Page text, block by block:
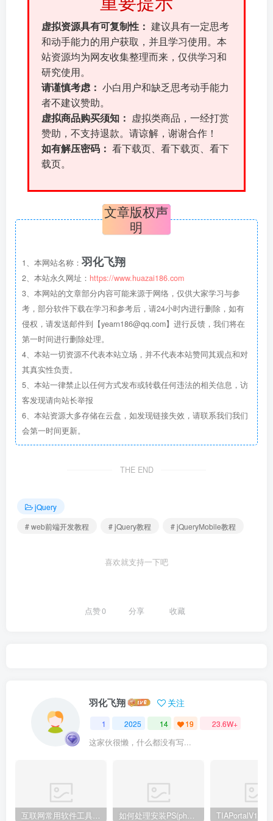
虚拟资源具有可复制性： 建议具有一定思考
和动手能力的用户获取，并且学习使用。本
站资源均为网友收集整理而来，仅供学习和
研究使用。
请谨慎考虑： 小白用户和缺乏思考动手能力
者不建议赞助。
虚拟商品购买须知：
虚拟类商品，一经打赏
赞助，不支持退款。请谅解，谢谢合作！
如有解压密码： 看下载页、看下载页、看下
载页。
文章版权声
明
1、本网站名称： 羽化飞翔
2、本站永久网址： https://www.huazai186.com
3、本网站的文章部分内容可能来源于网络，仅供大家学习与参
考，部分软件下载在学习和参考后，请24小时内进行删除，如有
侵权，请发送邮件到【yearn186@qq.com】进行反馈，我们将在
第一时间进行删除处理。
4、本站一切资源不代表本站立场，并不代表本站赞同其观点和对
其真实性负责。
5、本站一律禁止以任何方式发布或转载任何违法的相关信息，访
客发现请向站长举报
6、本站资源大多存储在云盘，如发现链接失效，请联系我们我们
会第一时间更新。
THE END
jQuery
# web前端开发教程
# jQuery教程 # jQueryMobile教程
喜欢就支持一下吧
点赞0 分享 收藏
羽化飞翔 关注
1 2025 14 19 23.6W+
这家伙很懒，什么都没有写...
互联网常用软件工具资源汇总贴 如何处理安装PS(photoshop cc2018) 时，提示系统或者IE浏览器需要升级